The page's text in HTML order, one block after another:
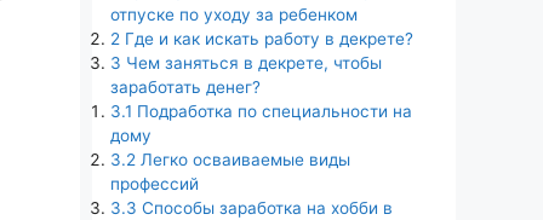
отпуске по уходу за ребенком
2 Где и как искать работу в декрете?
3 Чем заняться в декрете, чтобы
заработать денег?
3.1 Подработка по специальности на
дому
3.2 Легко осваиваемые виды
профессий
3.3 Способы заработка на хобби в